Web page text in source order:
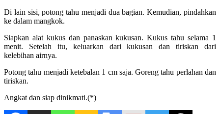
Di lain sisi, potong tahu menjadi dua bagian. Kemudian, pindahkan
ke dalam mangkok.
Siapkan alat kukus dan panaskan kukusan. Kukus tahu selama 1
menit. Setelah itu, keluarkan dari kukusan dan tiriskan dari
kelebihan airnya.
Potong tahu menjadi ketebalan 1 cm saja. Goreng tahu perlahan dan
tiriskan.
Angkat dan siap dinikmati.(*)